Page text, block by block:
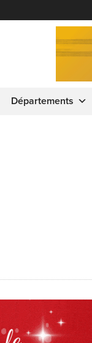
Départements